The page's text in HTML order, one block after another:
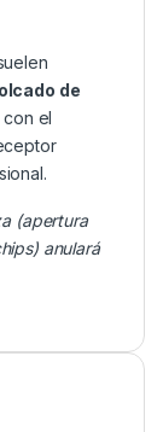
de
con el
(apertura
anulará